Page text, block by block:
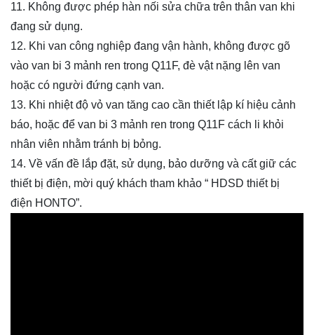
11. Không được phép hàn nối sửa chữa trên thân van khi
đang sử dụng.
12. Khi van công nghiệp đang vận hành, không được gõ
vào van bi 3 mảnh ren trong Q11F, đè vật nặng lên van
hoặc có người đứng cạnh van.
13. Khi nhiệt độ vỏ van tăng cao cần thiết lập kí hiệu cảnh
báo, hoặc để van bi 3 mảnh ren trong Q11F cách li khỏi
nhân viên nhằm tránh bị bỏng.
14. Về vấn đề lắp đặt, sử dụng, bảo dưỡng và cất giữ các
thiết bị điện, mời quý khách tham khảo “ HDSD thiết bị
điện HONTO”.